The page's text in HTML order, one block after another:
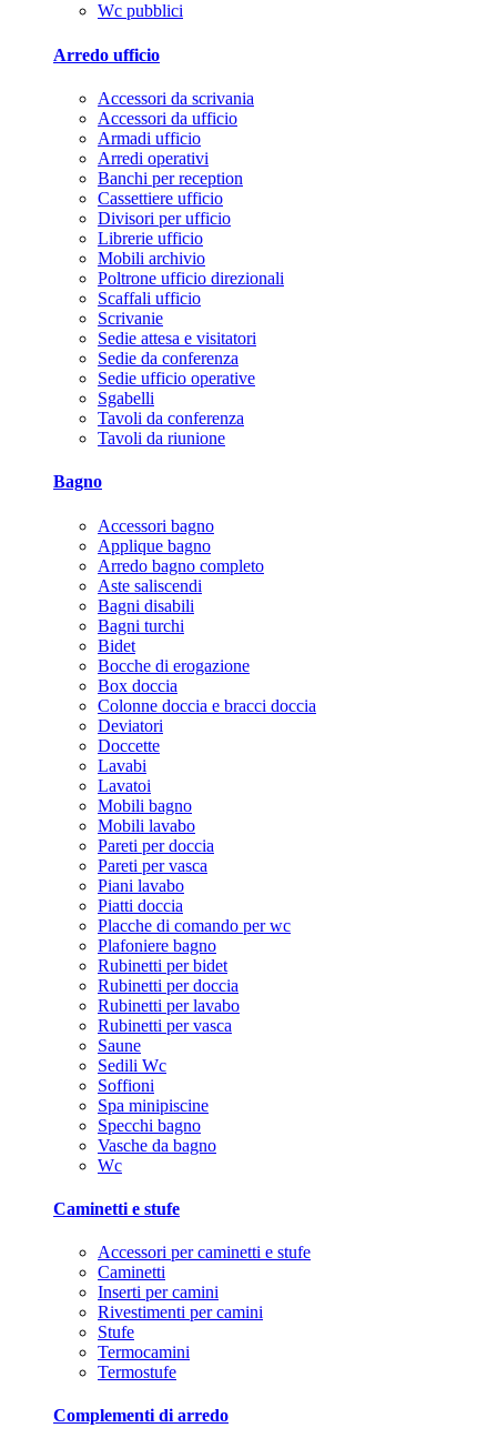
Wc pubblici
Arredo ufficio
Accessori da scrivania
Accessori da ufficio
Armadi ufficio
Arredi operativi
Banchi per reception
Cassettiere ufficio
Divisori per ufficio
Librerie ufficio
Mobili archivio
Poltrone ufficio direzionali
Scaffali ufficio
Scrivanie
Sedie attesa e visitatori
Sedie da conferenza
Sedie ufficio operative
Sgabelli
Tavoli da conferenza
Tavoli da riunione
Bagno
Accessori bagno
Applique bagno
Arredo bagno completo
Aste saliscendi
Bagni disabili
Bagni turchi
Bidet
Bocche di erogazione
Box doccia
Colonne doccia e bracci doccia
Deviatori
Doccette
Lavabi
Lavatoi
Mobili bagno
Mobili lavabo
Pareti per doccia
Pareti per vasca
Piani lavabo
Piatti doccia
Placche di comando per wc
Plafoniere bagno
Rubinetti per bidet
Rubinetti per doccia
Rubinetti per lavabo
Rubinetti per vasca
Saune
Sedili Wc
Soffioni
Spa minipiscine
Specchi bagno
Vasche da bagno
Wc
Caminetti e stufe
Accessori per caminetti e stufe
Caminetti
Inserti per camini
Rivestimenti per camini
Stufe
Termocamini
Termostufe
Complementi di arredo